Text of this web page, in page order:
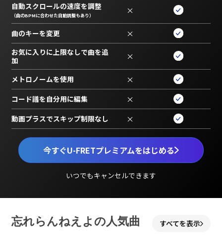
今すぐU-FRETプレミアムをはじめる
いつでもキャンセルできます
自動スクロールの速度を調整
（曲のBPMに合わせた自動調整もあり） ×
曲のキーを変更 ×
お気に入りに上限なしで曲を追
加
×
メトロノームを使用 ×
コード譜を自分用に編集 ×
動画プラスでスキップ制限なし ×
忘れらんねえよの人気曲 すべてを表示